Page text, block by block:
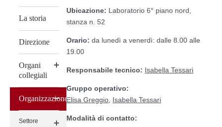
La storia
Direzione
Organi
collegiali
Organizzazione
Settore
Ubicazione: Laboratorio 6° piano nord,
stanza n. 52
Orario: da lunedì a venerdì: dalle 8.00 alle
19.00
Responsabile tecnico: Isabella Tessari
Gruppo operativo:
Elisa Greggio Isabella Tessari
Modalità di contatto: